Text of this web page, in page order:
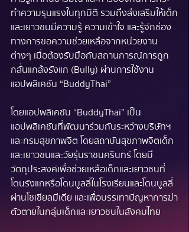
ทำความรุนแรงในทุกมิติ รวมถึงส่งเสริมให้เด็ก
และเยาวชนมีความรู้ ความเข้าใจ และรู้จักช่อง
ทางการขอความช่วยเหลือจากหน่วยงาน
ต่างๆ เมื่อต้องรับมือกับสถานการณ์การถูก
กลั่นแกล้งรังแก (Bully) ผ่านการใช้งาน
แอปพลิเคชัน “BuddyThai”
โดยแอปพลิเคชัน “BuddyThai” เป็น
แอปพลิเคชันที่พัฒนาร่วมกันระหว่างบริษัทฯ
และกรมสุขภาพจิต โดยสถาบันสุขภาพจิตเด็ก
และเยาวชนและวัยรุ่นราชนครินทร์ โดยมี
วัตถุประสงค์เพื่อช่วยเหลือเด็กและเยาวชนที่
โดนรังแกหรือโดนบูลลี่ในโรงเรียนและโดนบูลลี่
ผ่านโซเชียลมีเดีย และเพื่อบรรเทาปัญหาการฆ่า
ตัวตายในกลุ่มเด็กและเยาวชนในสังคมไทย